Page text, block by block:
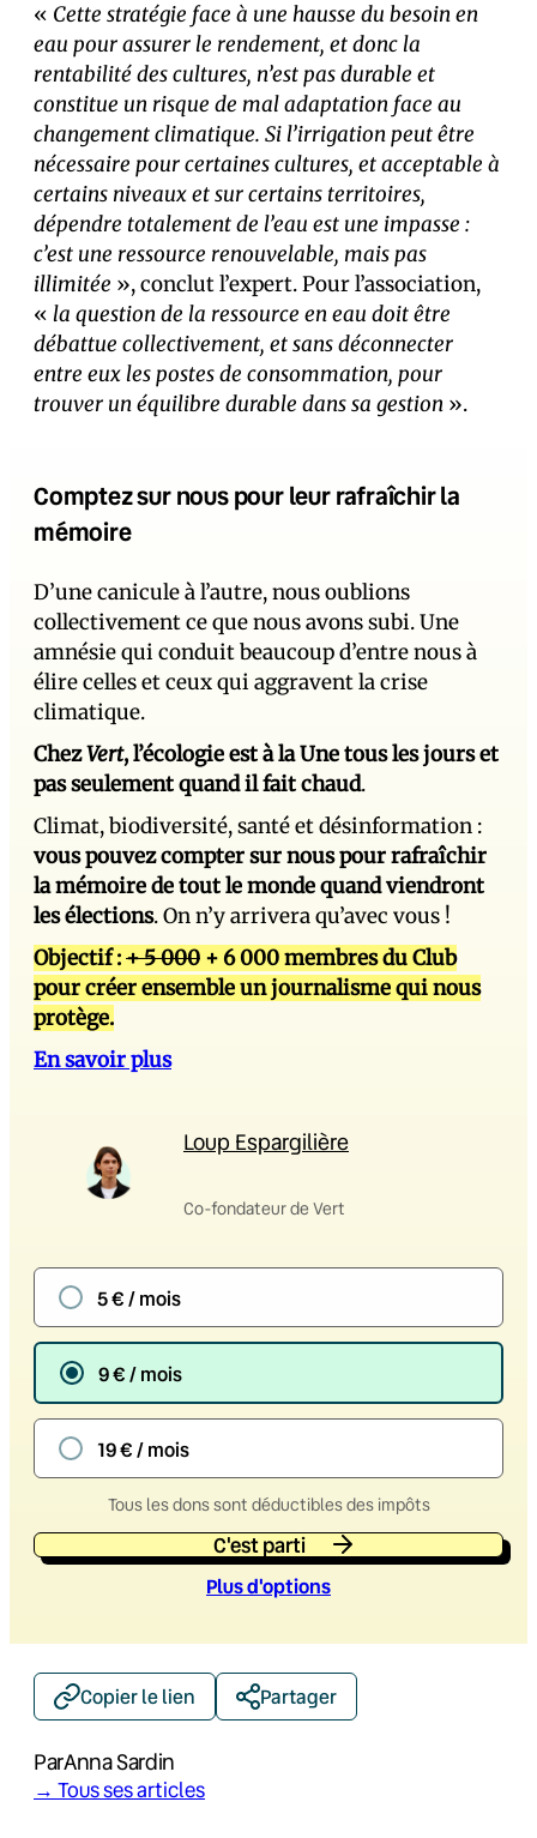
« Cette stratégie face à une hausse du besoin en
eau pour assurer le rendement, et donc la
rentabilité des cultures, n’est pas durable et
constitue un risque de mal adaptation face au
changement climatique. Si l’irrigation peut être
nécessaire pour certaines cultures, et acceptable à
certains niveaux et sur certains territoires,
dépendre totalement de l’eau est une impasse :
c’est une ressource renouvelable, mais pas
illimitée », conclut l’expert. Pour l’association,
« la question de la ressource en eau doit être
débattue collectivement, et sans déconnecter
entre eux les postes de consommation, pour
trouver un équilibre durable dans sa gestion ».
Comptez sur nous pour leur rafraîchir la
mémoire
D’une canicule à l’autre, nous oublions
collectivement ce que nous avons subi. Une
amnésie qui conduit beaucoup d’entre nous à
élire celles et ceux qui aggravent la crise
climatique.
ChezVert, l’écologie est à la Une tous les jours et
pas seulement quand il fait chaud.
Climat, biodiversité, santé et désinformation :
vous pouvez compter sur nous pour rafraîchir
la mémoire de tout le monde quand viendront
les élections. On n’y arrivera qu’avec vous !
Objectif :+ 5 000 + 6 000 membres du Club
pour créer ensemble un journalisme qui nous
protège.
En savoir plus
Loup Espargilière
Co-fondateur de Vert
5 € / mois
9 € / mois
19 € / mois
Tous les dons sont déductibles des impôts
C'est parti
Plus d'options
Copier le lien Partager
ParAnna Sardin
→ Tous ses articles